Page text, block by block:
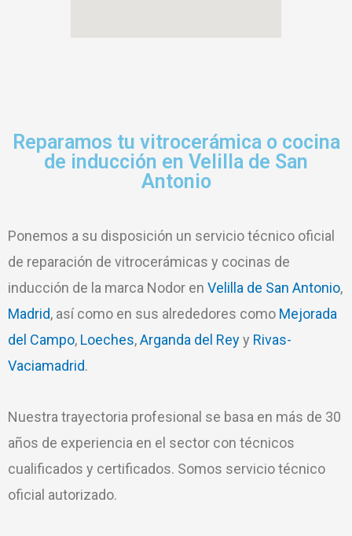
Reparamos tu vitrocerámica o cocina
de inducción en Velilla de San
Antonio
Ponemos a su disposición un servicio técnico oficial
de reparación de vitrocerámicas y cocinas de
inducción de la marca Nodor en Velilla de San Antonio,
Madrid, así como en sus alrededores como Mejorada
del Campo, Loeches,Arganda del Reyy Rivas-
Vaciamadrid.
Nuestra trayectoria profesional se basa en más de 30
años de experiencia en el sector con técnicos
cualificados y certificados. Somos servicio técnico
oficial autorizado.